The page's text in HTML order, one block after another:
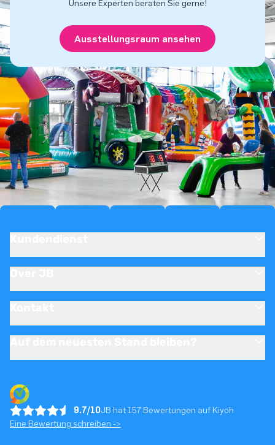
Unsere Experten beraten Sie gerne!
Ausstellungsraum ansehen
9.7/10JB hat 157 Bewertungen auf Kiyoh
Eine Bewertung schreiben ->